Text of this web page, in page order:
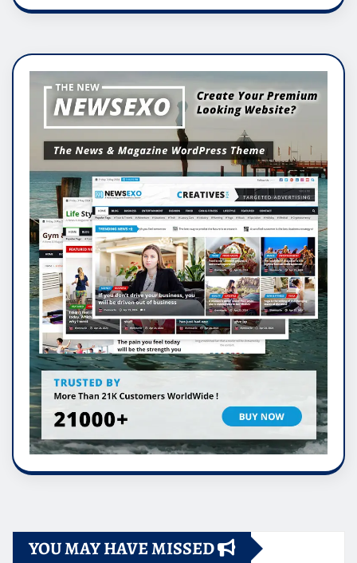
YOU MAY HAVE MISSED